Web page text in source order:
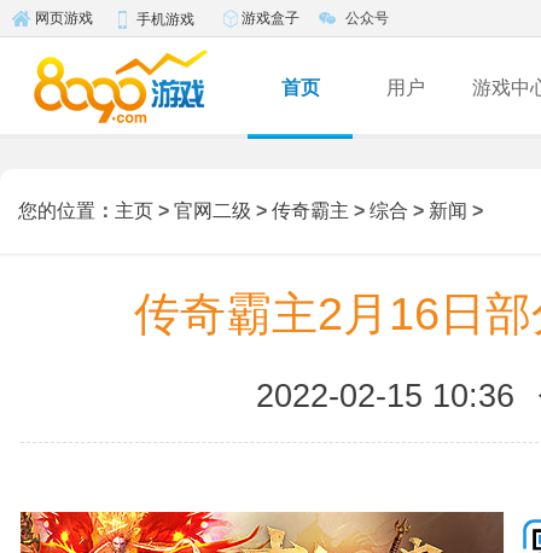
网页游戏 手机游戏 游戏盒子 公众号
首页 用户 游戏中
您的位置 ： 主页 > 官网二级 > 传奇霸主 > 综合 > 新闻 >
传奇霸主2月16日
2022-02-15 10:36